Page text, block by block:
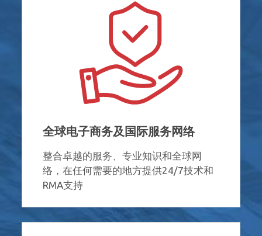
全球电子商务及国际服务网络
整合卓越的服务、专业知识和全球网
络，在任何需要的地方提供24/7技术和
RMA支持